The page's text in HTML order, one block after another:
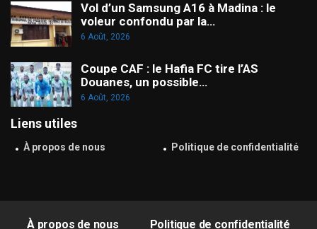
Vol d’un Samsung A16 à Madina : le
voleur confondu par la…
6 Août, 2026
Coupe CAF : le Hafia FC tire l’AS
Douanes, un possible…
6 Août, 2026
Liens utiles
À propos de nous Politique de confidentialité
À propos de nous Politique de confidentialité